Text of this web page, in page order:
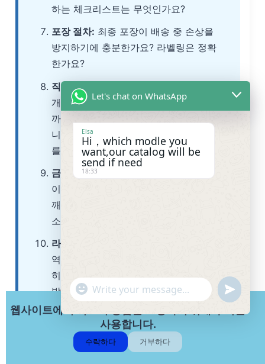
웹사이트에서 최고의 경험을 보장하기 위해 쿠키를
사용합니다.
수락하다 거부하다
하는 체크리스트는 무엇인가요?
포장 절차: 최종 포장이 배송 중 손상을
방지하기에 충분한가요? 라벨링은 정확
한가요?
직원 사기 및 안전:
개인 안전 장비(PPE)를 착용하고 있습니
까? 환경이 합리적으로 깨끗하고 안전합
니까? 이직률이 높은 상점은 낮은 사기
를 가지고 있어 품질을 저해합니다.
금형 보관 및 유지 관리:
이나 블래더 금형은 어떻게 저장되나요?
깨끗하며 잘 관리되고 있나요? 여기서의
소홀함은 불일치한 제품을 의미합니다.
라인 작업자에게 물어보세요:
역사를 통해 무작위 작업자에게 "가장 흔
히 보는 결함은 무엇인가요?"와 "하나를
발견했을 때 어떻게 되나요?"라고 물어
보세요. 그들의 답변은 금과 같습니다.
Let's chat on WhatsApp
Elsa
Hi，which modle you
want,our catalog will be
send if need
18:33
"
+
h
a
W
u
n